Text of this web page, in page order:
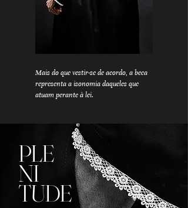
Mais do que vestir-se de acordo, a beca
representa a isonomia daqueles que
atuam perante à lei.
PLE
NI
TUDE